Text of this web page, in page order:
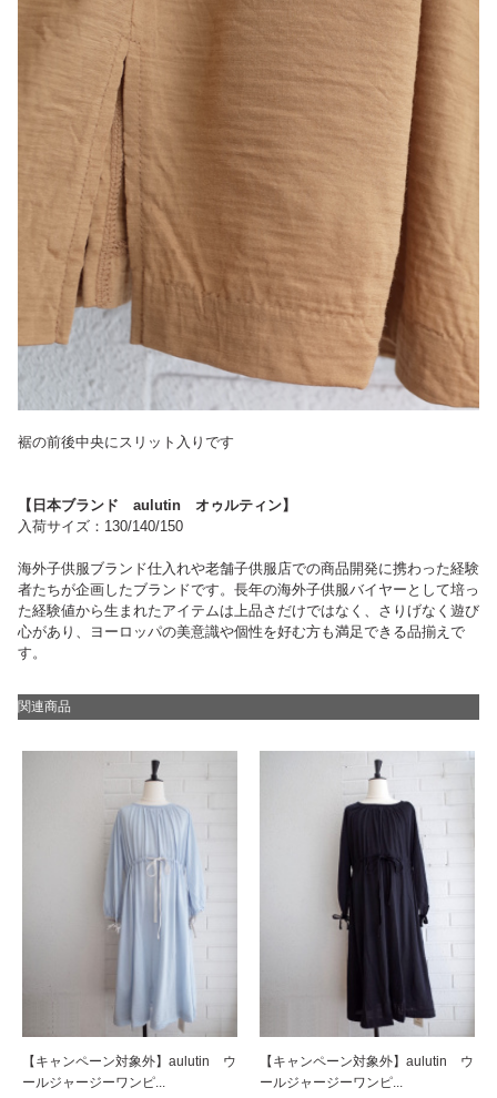
裾の前後中央にスリット入りです
【日本ブランド aulutin オゥルティン】
入荷サイズ：130/140/150
海外子供服ブランド仕入れや老舗子供服店での商品開発に携わった経験
者たちが企画したブランドです。長年の海外子供服バイヤーとして培っ
た経験値から生まれたアイテムは上品さだけではなく、さりげなく遊び
心があり、ヨーロッパの美意識や個性を好む方も満足できる品揃えで
す。
関連商品
【キャンペーン対象外】aulutin ウ
ールジャージーワンピ...
【キャンペーン対象外】aulutin ウ
ールジャージーワンピ...